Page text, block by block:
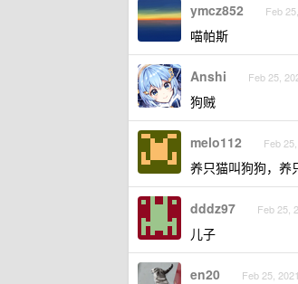
ymcz852 Feb
喵帕斯
Anshi Feb 25,
狗贼
melo112 Feb
养只猫叫狗狗，养
dddz97 Feb 25,
儿子
en20 Feb 25, 2021